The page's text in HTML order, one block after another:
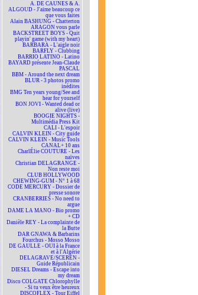
A. DE CAUNES & A.
ALGOUD - J'aime beaucoup ce
que vous faites
Alain BASHUNG - Chatterton
ARAGON vous parle
BACKSTREET BOYS - Quit
playin' game (with my heart)
BARBARA - L'aigle noir
BARFLY - Clubbing
BARRIO LATINO - Latino
BAYARD présente Jean-Claude
PASCAL
BBM - Around the next dream
BLUR - 3 photos promo
inédites
BMG Ten years young/See and
hear for yourself
BON JOVI - Wanted dead or
alive (live)
BOOGIE NIGHTS -
Multimédia Press Kit
CALI - L'espoir
CALVIN KLEIN - City guide
CALVIN KLEIN - Music Tools
CANAL+ 10 ans
CharlÉlie COUTURE - Les
naïves
Christian DELAGRANGE -
Non reste moi
CLUB HOLLYWOOD
CHEWING-GUM - N° 1 à 68
CODE MERCURY - Dossier de
presse sonore
CRANBERRIES - No need to
argue
DAME LA MANO - Bio promo
+ CD
Danièle REY - La complainte de
la Butte
DAR GNAWA & Barbarins
Fourchus - Mosso Mosso
DE GAULLE - OUI à la France
et à l'Algérie
DELAGRAVE/SCEREN -
Guide Républicain
DIESEL Dreams - Escape into
my dream
Disco COLGATE Chlorophylle
- Si tu veux être heureux
DISCOFLEX - Tour Eiffel